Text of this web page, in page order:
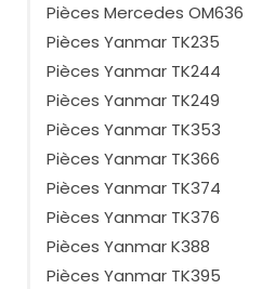
Pièces Mercedes OM636
Pièces Yanmar TK235
Pièces Yanmar TK244
Pièces Yanmar TK249
Pièces Yanmar TK353
Pièces Yanmar TK366
Pièces Yanmar TK374
Pièces Yanmar TK376
Pièces Yanmar K388
Pièces Yanmar TK395